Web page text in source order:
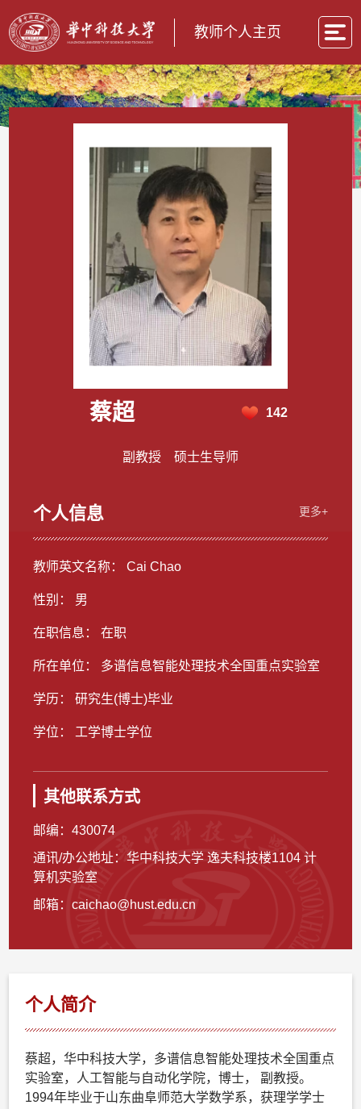
教师个人主页
蔡超 142
副教授 硕士生导师
个人信息 更多+
教师英文名称： Cai Chao
性别： 男
在职信息： 在职
所在单位： 多谱信息智能处理技术全国重点实验室
学历： 研究生(博士)毕业
学位： 工学博士学位
其他联系方式
邮编：430074
通讯/办公地址：华中科技大学 逸夫科技楼1104 计
算机实验室
邮箱：caichao@hust.edu.cn
个人简介
蔡超，华中科技大学，多谱信息智能处理技术全国重点
实验室，人工智能与自动化学院，博士， 副教授。
1994年毕业于山东曲阜师范大学数学系，获理学学士